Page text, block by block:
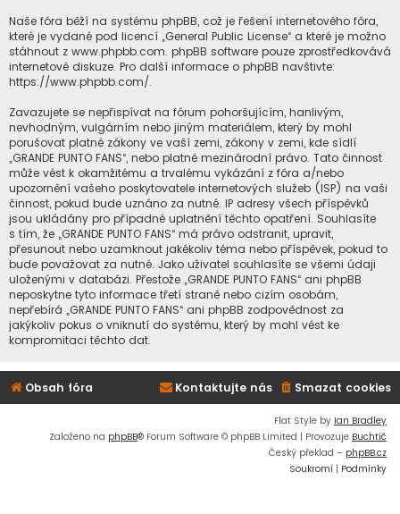
Naše fóra běží na systému phpBB, což je řešení internetového fóra,
které je vydané pod licencí „General Public License“ a které je možno
stáhnout z www.phpbb.com. phpBB software pouze zprostředkovává
internetové diskuze. Pro další informace o phpBB navštivte:
https://www.phpbb.com/.
Zavazujete se nepřispívat na fórum pohoršujícím, hanlivým,
nevhodným, vulgárním nebo jiným materiálem, který by mohl
porušovat platné zákony ve vaší zemi, zákony v zemi, kde sídlí
„GRANDE PUNTO FANS“, nebo platné mezinárodní právo. Tato činnost
může vést k okamžitému a trvalému vykázání z fóra a/nebo
upozornění vašeho poskytovatele internetových služeb (ISP) na vaši
činnost, pokud bude uznáno za nutné. IP adresy všech příspěvků
jsou ukládány pro případné uplatnění těchto opatření. Souhlasíte
s tím, že „GRANDE PUNTO FANS“ má právo odstranit, upravit,
přesunout nebo uzamknout jakékoliv téma nebo příspěvek, pokud to
bude považovat za nutné. Jako uživatel souhlasíte se všemi údaji
uloženými v databázi. Přestože „GRANDE PUNTO FANS“ ani phpBB
neposkytne tyto informace třetí straně nebo cizím osobám,
nepřebírá „GRANDE PUNTO FANS“ ani phpBB zodpovědnost za
jakýkoliv pokus o vniknutí do systému, který by mohl vést ke
kompromitaci těchto dat.
Obsah fóra Smazat cookies
Kontaktujte nás
Flat Style by Ian Bradley
Založeno na phpBB® Forum Software © phpBB Limited | Provozuje Buchtič
Český překlad – phpBB.cz
Soukromí | Podmínky